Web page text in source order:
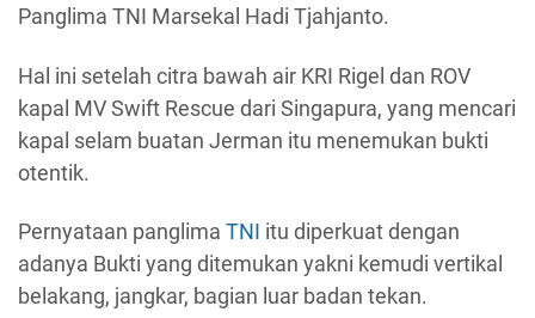
Panglima TNI Marsekal Hadi Tjahjanto.
Hal ini setelah citra bawah air KRI Rigel dan ROV
kapal MV Swift Rescue dari Singapura, yang mencari
kapal selam buatan Jerman itu menemukan bukti
otentik.
Pernyataan panglima TNI itu diperkuat dengan
adanya Bukti yang ditemukan yakni kemudi vertikal
belakang, jangkar, bagian luar badan tekan.